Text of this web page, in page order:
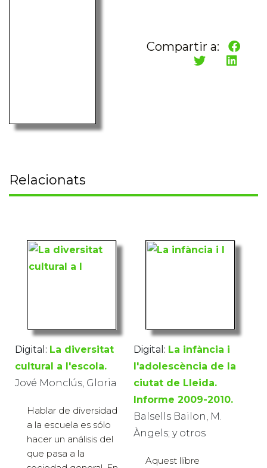
Compartir a:
Relacionats
Digital: La diversitat
cultural a l'escola.
Jové Monclús, Gloria
Hablar de diversidad
a la escuela es sólo
hacer un análisis del
que pasa a la
Digital: La infància i
l'adolescència de la
ciutat de Lleida.
Informe 2009-2010.
Balsells Bailon, M.
Àngels; y otros
Aquest llibre